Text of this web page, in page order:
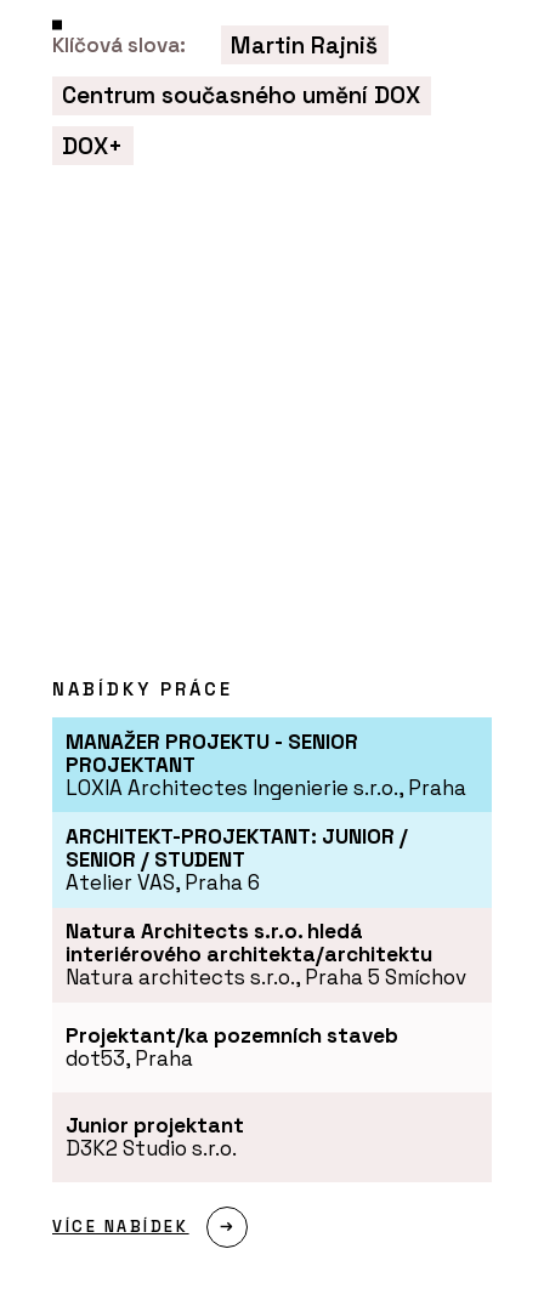
PRODUKTY
Série dlaždic RAVE - RAKO
ČLÁNKY
Pergamenka: Nový život
Klíčová slova:
Martin Rajniš
Centrum současného umění DOX
DOX+
NABÍDKY PRÁCE
MANAŽER PROJEKTU - SENIOR
PROJEKTANT
LOXIA Architectes Ingenierie s.r.o., Praha
ARCHITEKT-PROJEKTANT: JUNIOR /
SENIOR / STUDENT
Atelier VAS, Praha 6
Natura Architects s.r.o. hledá
interiérového architekta/architektu
Natura architects s.r.o., Praha 5 Smíchov
Projektant/ka pozemních staveb
dot53, Praha
Junior projektant
D3K2 Studio s.r.o.
VÍCE NABÍDEK